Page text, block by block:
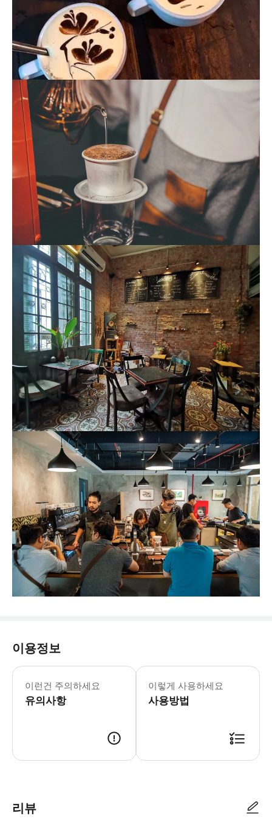
이용정보
이런건 주의하세요
유의사항
공휴일에는 추가 요금이 부과될 수 있
이렇게 사용하세요
사용방법
리뷰